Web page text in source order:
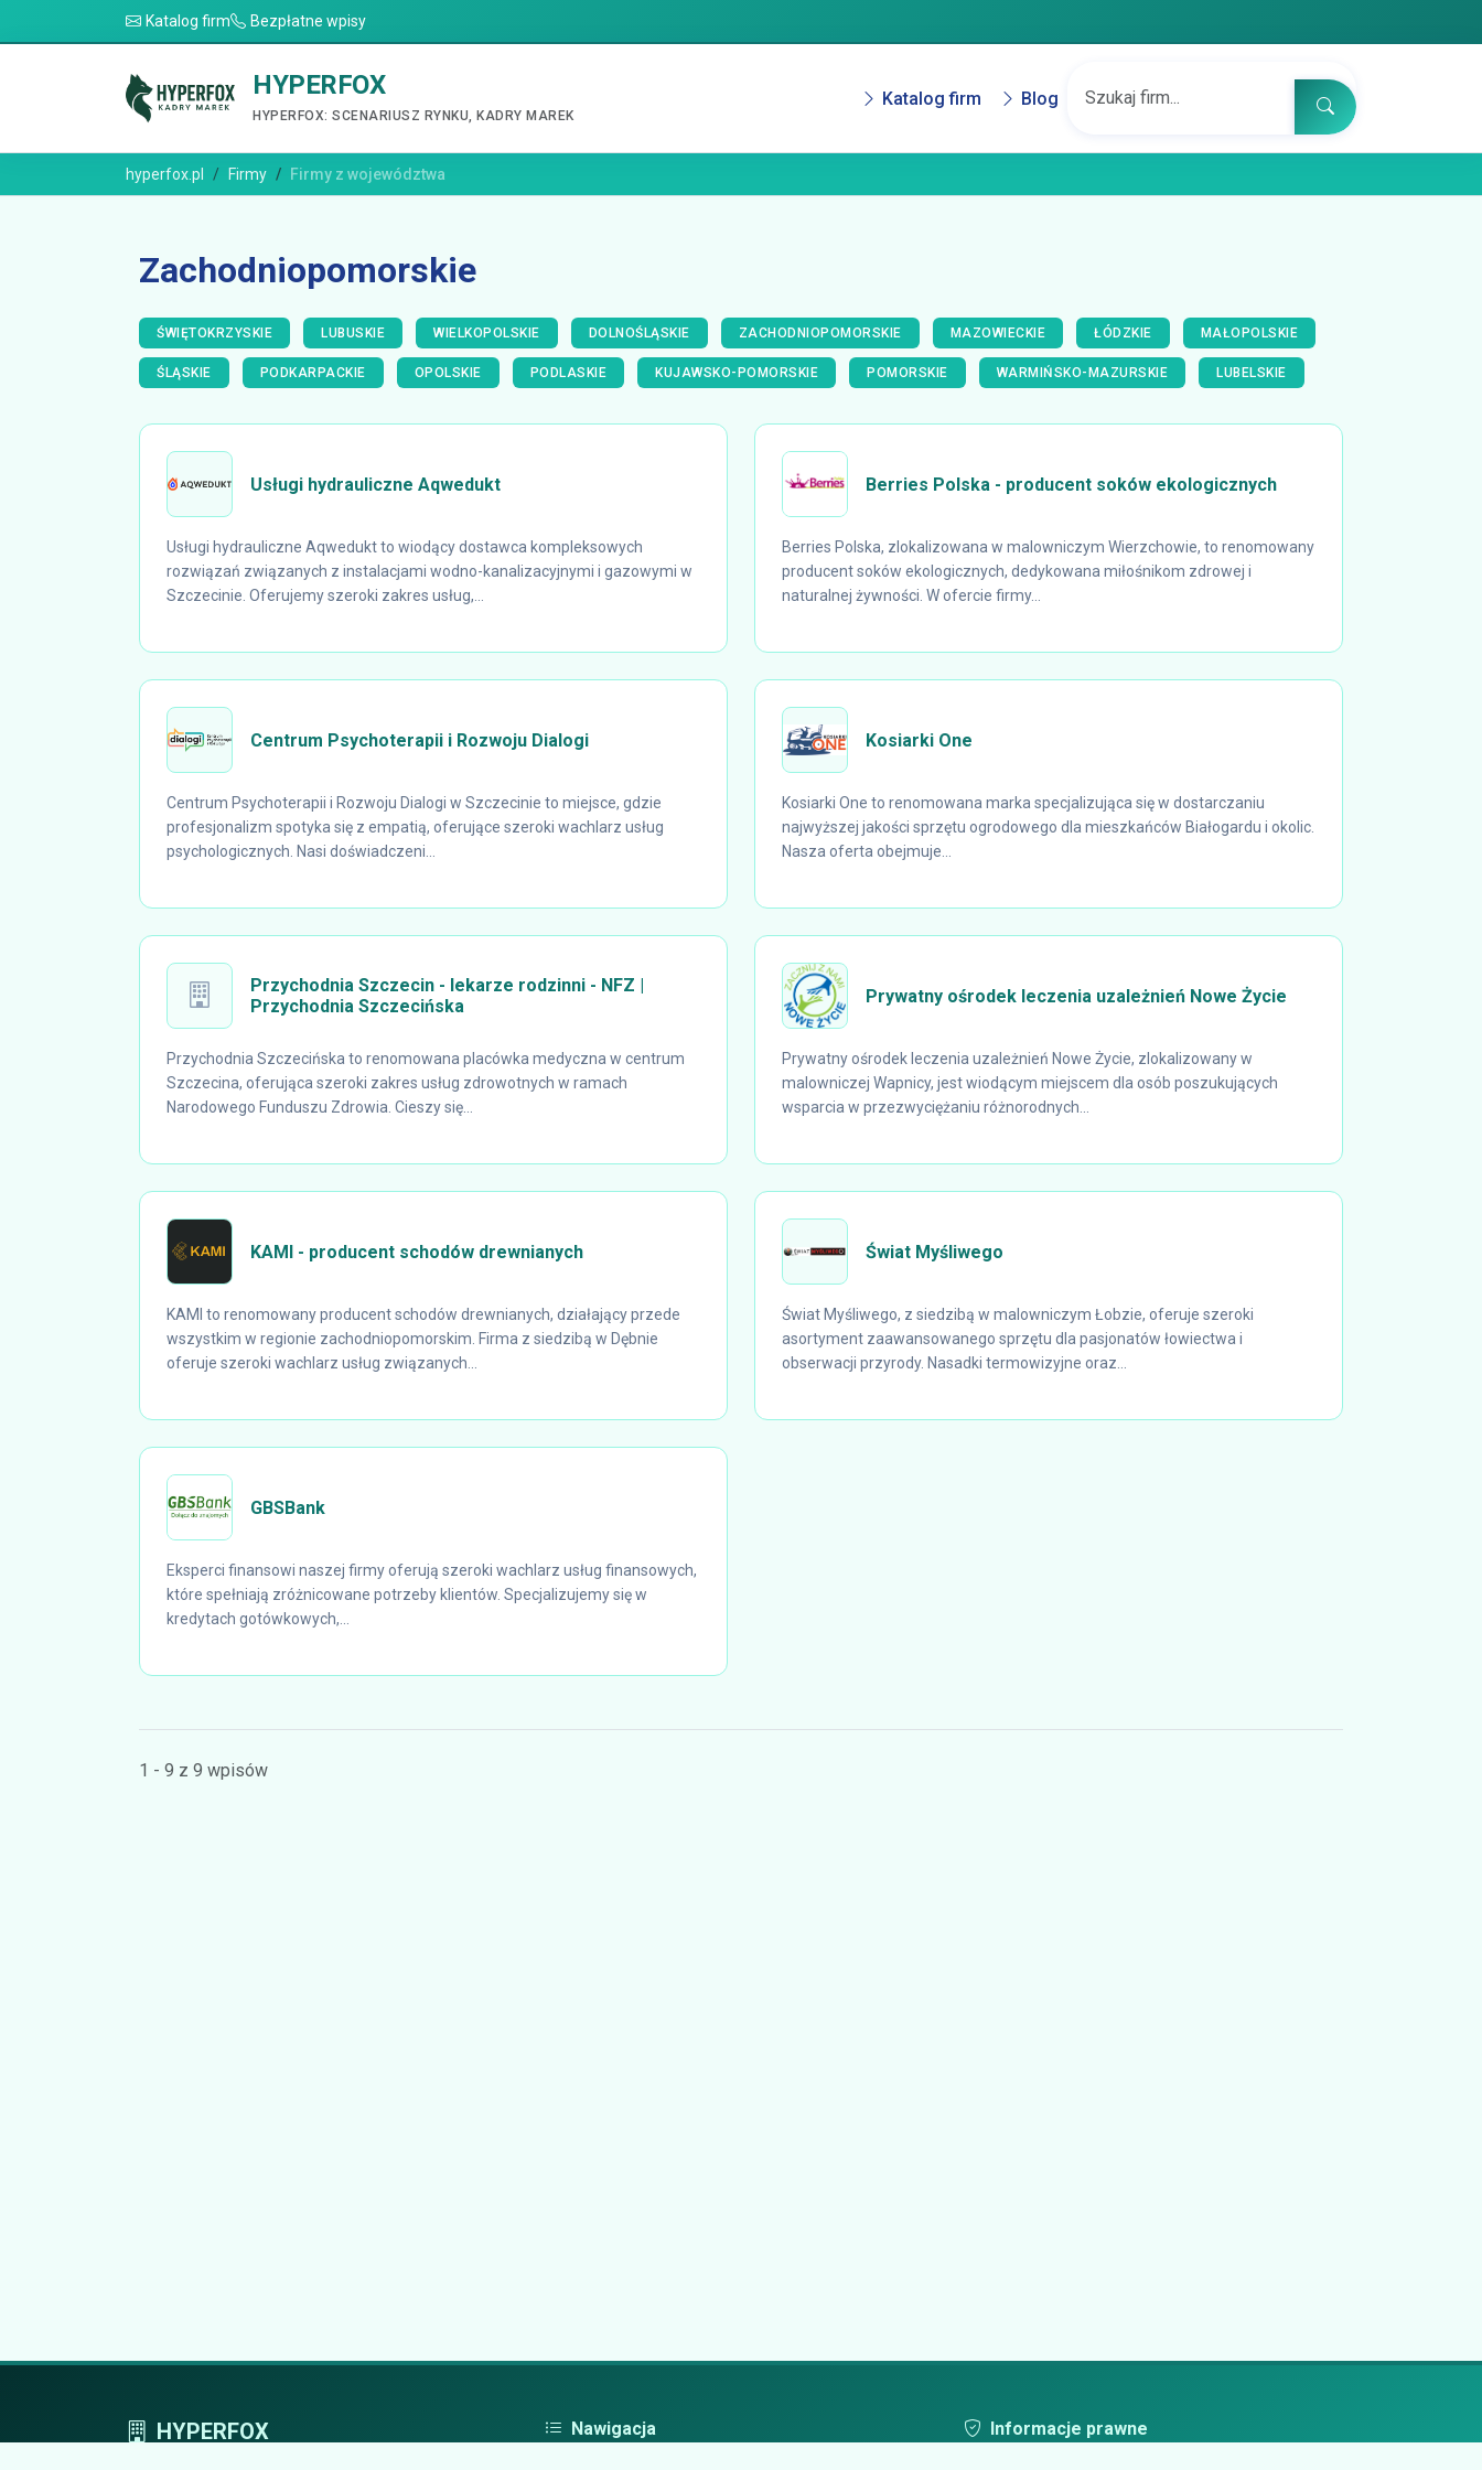
Katalog firm Bezpłatne wpisy
HYPERFOX
HYPERFOX: SCENARIUSZ RYNKU, KADRY MAREK
Katalog firm Blog
hyperfox.pl Firmy Firmy z województwa
Zachodniopomorskie
ŚWIĘTOKRZYSKIE LUBUSKIE WIELKOPOLSKIE DOLNOŚLĄSKIE ZACHODNIOPOMORSKIE MAZOWIECKIE ŁÓDZKIE MAŁOPOLSKIE
ŚLĄSKIE PODKARPACKIE OPOLSKIE PODLASKIE KUJAWSKO-POMORSKIE POMORSKIE WARMIŃSKO-MAZURSKIE LUBELSKIE
Usługi hydrauliczne Aqwedukt
Usługi hydrauliczne Aqwedukt to wiodący dostawca kompleksowych
rozwiązań związanych z instalacjami wodno-kanalizacyjnymi i gazowymi w
Szczecinie. Oferujemy szeroki zakres usług,...
Berries Polska - producent soków ekologicznych
Berries Polska, zlokalizowana w malowniczym Wierzchowie, to renomowany
producent soków ekologicznych, dedykowana miłośnikom zdrowej i
naturalnej żywności. W ofercie firmy...
Centrum Psychoterapii i Rozwoju Dialogi
Centrum Psychoterapii i Rozwoju Dialogi w Szczecinie to miejsce, gdzie
profesjonalizm spotyka się z empatią, oferujące szeroki wachlarz usług
psychologicznych. Nasi doświadczeni...
Kosiarki One
Kosiarki One to renomowana marka specjalizująca się w dostarczaniu
najwyższej jakości sprzętu ogrodowego dla mieszkańców Białogardu i okolic.
Nasza oferta obejmuje...
Przychodnia Szczecin - lekarze rodzinni - NFZ |
Przychodnia Szczecińska
Przychodnia Szczecińska to renomowana placówka medyczna w centrum
Szczecina, oferująca szeroki zakres usług zdrowotnych w ramach
Narodowego Funduszu Zdrowia. Cieszy się...
Prywatny ośrodek leczenia uzależnień Nowe Życie
Prywatny ośrodek leczenia uzależnień Nowe Życie, zlokalizowany w
malowniczej Wapnicy, jest wiodącym miejscem dla osób poszukujących
wsparcia w przezwyciężaniu różnorodnych...
KAMI - producent schodów drewnianych
KAMI to renomowany producent schodów drewnianych, działający przede
wszystkim w regionie zachodniopomorskim. Firma z siedzibą w Dębnie
oferuje szeroki wachlarz usług związanych...
Świat Myśliwego
Świat Myśliwego, z siedzibą w malowniczym Łobzie, oferuje szeroki
asortyment zaawansowanego sprzętu dla pasjonatów łowiectwa i
obserwacji przyrody. Nasadki termowizyjne oraz...
GBSBank
Eksperci finansowi naszej firmy oferują szeroki wachlarz usług finansowych,
które spełniają zróżnicowane potrzeby klientów. Specjalizujemy się w
kredytach gotówkowych,...
1 - 9 z 9 wpisów
HYPERFOX Nawigacja Informacje prawne